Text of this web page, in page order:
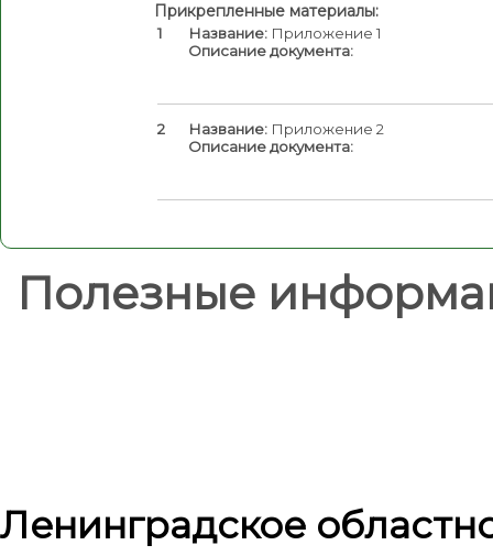
Прикрепленные материалы:
1 Название: Приложение 1
Описание документа:
2 Название: Приложение 2
Описание документа:
Полезные
Ленинградское